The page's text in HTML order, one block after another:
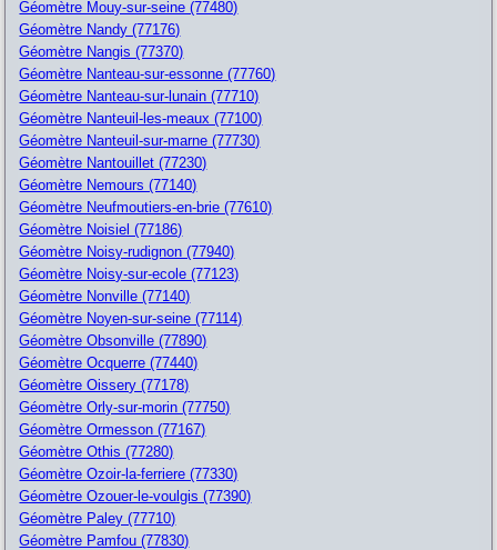
Géomètre Mouy-sur-seine (77480)
Géomètre Nandy (77176)
Géomètre Nangis (77370)
Géomètre Nanteau-sur-essonne (77760)
Géomètre Nanteau-sur-lunain (77710)
Géomètre Nanteuil-les-meaux (77100)
Géomètre Nanteuil-sur-marne (77730)
Géomètre Nantouillet (77230)
Géomètre Nemours (77140)
Géomètre Neufmoutiers-en-brie (77610)
Géomètre Noisiel (77186)
Géomètre Noisy-rudignon (77940)
Géomètre Noisy-sur-ecole (77123)
Géomètre Nonville (77140)
Géomètre Noyen-sur-seine (77114)
Géomètre Obsonville (77890)
Géomètre Ocquerre (77440)
Géomètre Oissery (77178)
Géomètre Orly-sur-morin (77750)
Géomètre Ormesson (77167)
Géomètre Othis (77280)
Géomètre Ozoir-la-ferriere (77330)
Géomètre Ozouer-le-voulgis (77390)
Géomètre Paley (77710)
Géomètre Pamfou (77830)